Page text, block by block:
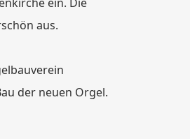
aus.
der neuen Orgel.